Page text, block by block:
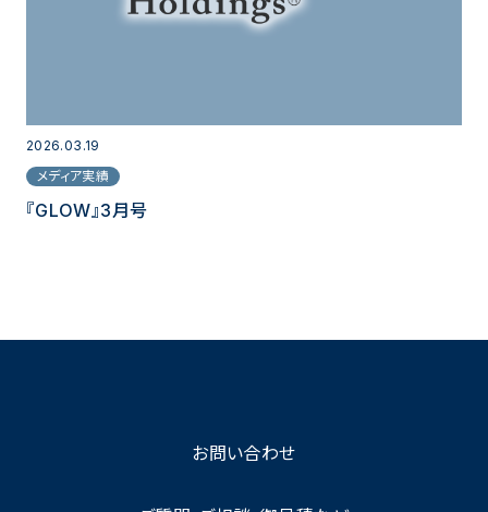
2026.03.19
メディア実績
『GLOW』3月号
お問い合わせ